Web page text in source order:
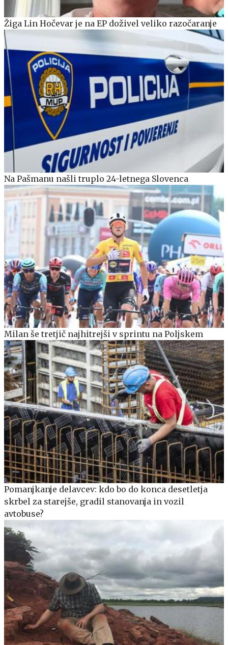
Žiga Lin Hočevar je na EP doživel veliko razočaranje
Na Pašmanu našli truplo 24-letnega Slovenca
Milan še tretjič najhitrejši v sprintu na Poljskem
Pomanjkanje delavcev: kdo bo do konca desetletja
skrbel za starejše, gradil stanovanja in vozil
avtobuse?